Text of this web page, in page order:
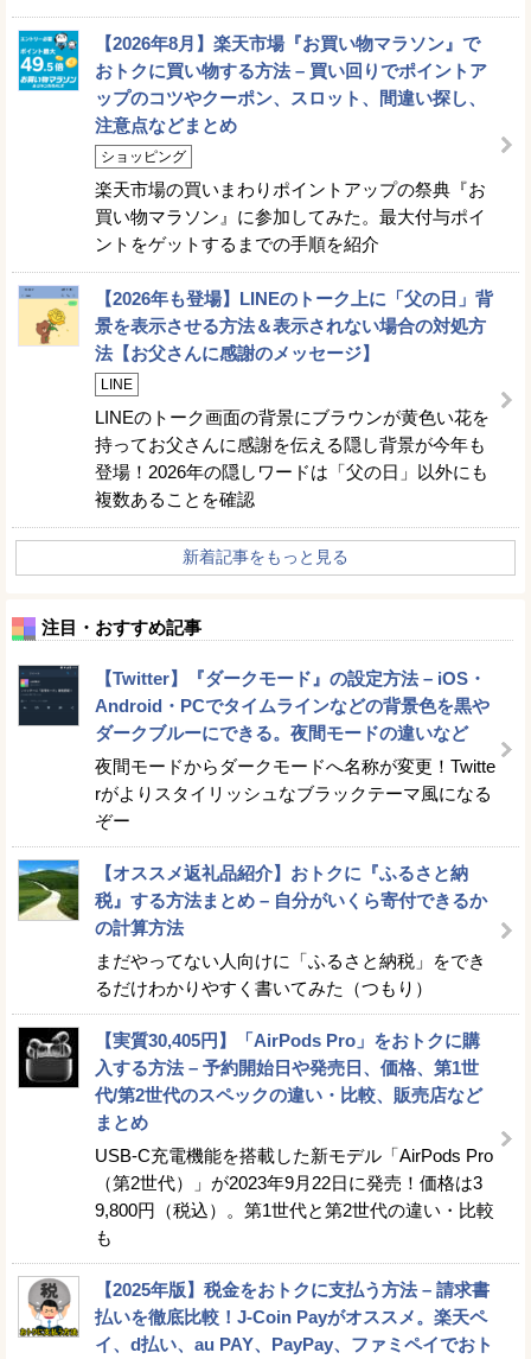
【2026年8月】楽天市場『お買い物マラソン』で
おトクに買い物する方法 – 買い回りでポイントア
ップのコツやクーポン、スロット、間違い探し、
注意点などまとめ
ショッピング
楽天市場の買いまわりポイントアップの祭典『お
買い物マラソン』に参加してみた。最大付与ポイ
ントをゲットするまでの手順を紹介
【2026年も登場】LINEのトーク上に「父の日」背
景を表示させる方法＆表示されない場合の対処方
法【お父さんに感謝のメッセージ】
LINE
LINEのトーク画面の背景にブラウンが黄色い花を
持ってお父さんに感謝を伝える隠し背景が今年も
登場！2026年の隠しワードは「父の日」以外にも
複数あることを確認
新着記事をもっと見る
注目・おすすめ記事
【Twitter】『ダークモード』の設定方法 – iOS・
Android・PCでタイムラインなどの背景色を黒や
ダークブルーにできる。夜間モードの違いなど
夜間モードからダークモードへ名称が変更！Twitte
rがよりスタイリッシュなブラックテーマ風になる
ぞー
【オススメ返礼品紹介】おトクに『ふるさと納
税』する方法まとめ – 自分がいくら寄付できるか
の計算方法
まだやってない人向けに「ふるさと納税」をでき
るだけわかりやすく書いてみた（つもり）
【実質30,405円】「AirPods Pro」をおトクに購
入する方法 – 予約開始日や発売日、価格、第1世
代/第2世代のスペックの違い・比較、販売店など
まとめ
USB-C充電機能を搭載した新モデル「AirPods Pro
（第2世代）」が2023年9月22日に発売！価格は3
9,800円（税込）。第1世代と第2世代の違い・比較
も
【2025年版】税金をおトクに支払う方法 – 請求書
払いを徹底比較！J-Coin Payがオススメ。楽天ペ
イ、d払い、au PAY、PayPay、ファミペイでおト